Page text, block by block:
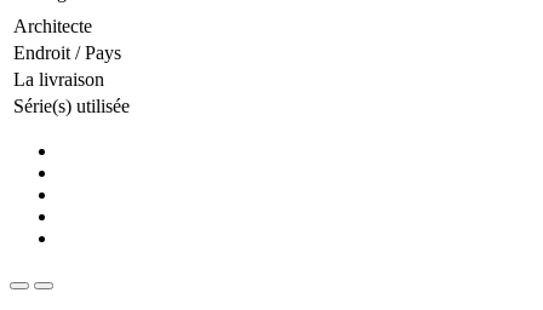
Architecte
Endroit / Pays
La livraison
Série(s) utilisée